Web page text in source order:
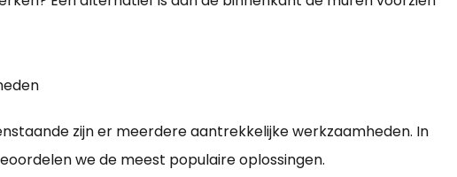
zijn er meerdere aantrekkelijke werkzaamheden. In
we de meest populaire oplossingen.